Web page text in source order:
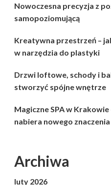
Nowoczesna precyzja z
samopoziomującą
Kreatywna przestrzeń –
w narzędzia do plastyki
Drzwi loftowe, schody i
stworzyć spójne wnętrze
Magiczne SPA w
nabiera nowego znaczenia
Archiwa
luty 2026